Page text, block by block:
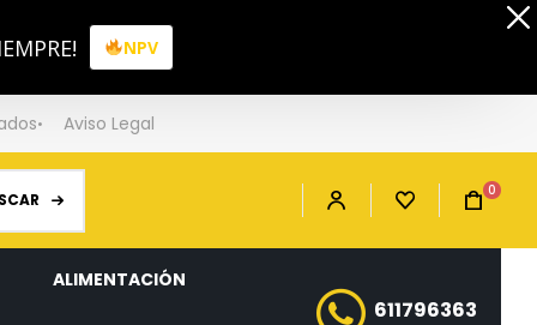
NPV
Aviso Legal
0
ALIMENTACIÓN
611796363